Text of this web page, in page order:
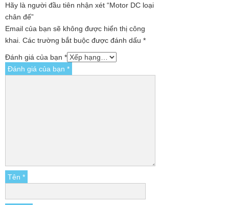
Hãy là người đầu tiên nhận xét “Motor DC loại
chân đế”
Email của bạn sẽ không được hiển thị công
khai. Các trường bắt buộc được đánh dấu *
Đánh giá của bạn *
Đánh giá của bạn *
Tên *